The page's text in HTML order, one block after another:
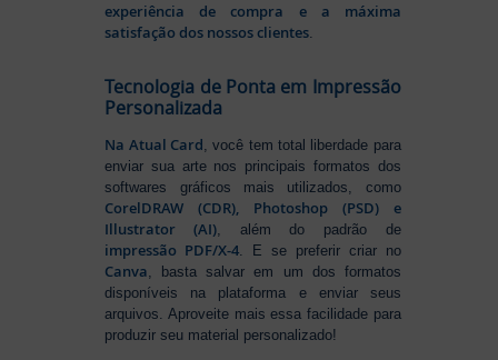
experiência de compra e a máxima
satisfação dos nossos clientes.
Tecnologia de Ponta em Impressão
Personalizada
Na Atual Card , você tem total liberdade para
enviar sua arte nos principais formatos dos
softwares gráficos mais utilizados, como
CorelDRAW (CDR), Photoshop (PSD) e
Illustrator (AI) , além do padrão de
impressão PDF/X-4 . E se preferir criar no
Canva , basta salvar em um dos formatos
disponíveis na plataforma e enviar seus
arquivos. Aproveite mais essa facilidade para
produzir seu material personalizado!